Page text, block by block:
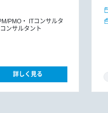
PMO
ITコンサルタ
ンサルタント
詳しく見る